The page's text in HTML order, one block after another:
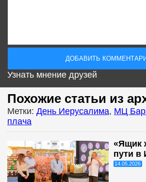
Узнать мнение друзей
Похожие статьи из
Метки: День Иерусалима, МЦ
плача
«Ящик
пути в
14.05.2026